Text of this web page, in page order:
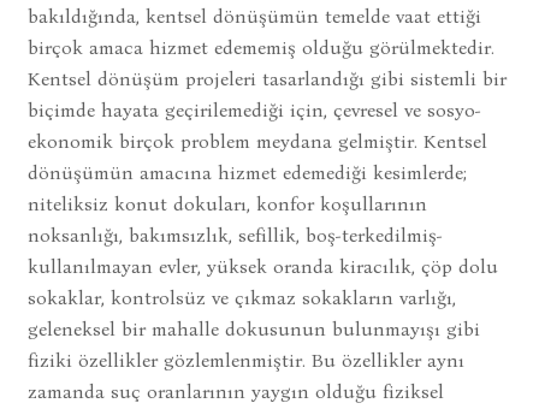
bakıldığında, kentsel dönüşümün temelde vaat ettiği
birçok amaca hizmet edememiş olduğu görülmektedir.
Kentsel dönüşüm projeleri tasarlandığı gibi sistemli bir
biçimde hayata geçirilemediği için, çevresel ve sosyo-
ekonomik birçok problem meydana gelmiştir. Kentsel
dönüşümün amacına hizmet edemediği kesimlerde;
niteliksiz konut dokuları, konfor koşullarının
noksanlığı, bakımsızlık, sefillik, boş-terkedilmiş-
kullanılmayan evler, yüksek oranda kiracılık, çöp dolu
sokaklar, kontrolsüz ve çıkmaz sokakların varlığı,
geleneksel bir mahalle dokusunun bulunmayışı gibi
fiziki özellikler gözlemlenmiştir. Bu özellikler aynı
zamanda suç oranlarının yaygın olduğu fiziksel